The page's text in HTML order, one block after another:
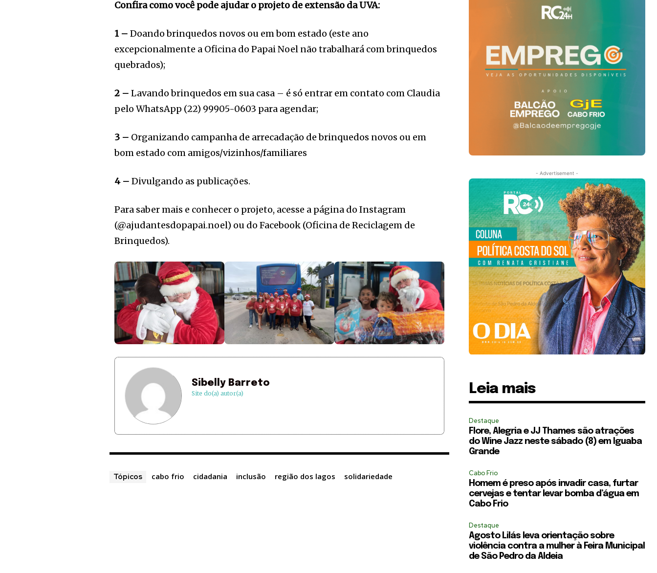
Confira como você pode ajudar o projeto de extensão da UVA:
1 – Doando brinquedos novos ou em bom estado (este ano
excepcionalmente a Oficina do Papai Noel não trabalhará com brinquedos
quebrados);
2 – Lavando brinquedos em sua casa – é só entrar em contato com Claudia
pelo WhatsApp (22) 99905-0603 para agendar;
3 – Organizando campanha de arrecadação de brinquedos novos ou em
bom estado com amigos/vizinhos/familiares
4 – Divulgando as publicações.
Para saber mais e conhecer o projeto, acesse a página do Instagram
(@ajudantesdopapai.noel) ou do Facebook (Oficina de Reciclagem de
Brinquedos).
Sibelly Barreto
Site do(a) autor(a)
Tópicos cabo frio cidadania inclusão região dos lagos solidariedade
- Advertisement -
Leia mais
Destaque
Flore, Alegria e JJ Thames são atrações
do Wine Jazz neste sábado (8) em Iguaba
Grande
Cabo Frio
Homem é preso após invadir casa, furtar
cervejas e tentar levar bomba d’água em
Cabo Frio
Destaque
Agosto Lilás leva orientação sobre
violência contra a mulher à Feira Municipal
de São Pedro da Aldeia